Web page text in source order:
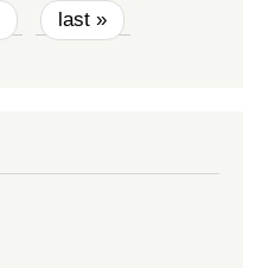
last »